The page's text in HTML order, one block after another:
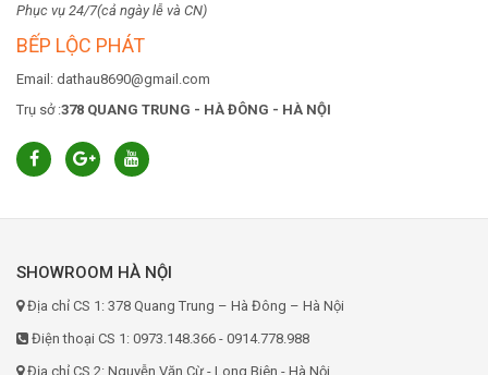
Phục vụ 24/7(cả ngày lễ và CN)
BẾP LỘC PHÁT
Email: dathau8690@gmail.com
Trụ sở :378 QUANG TRUNG - HÀ ĐÔNG - HÀ NỘI
SHOWROOM HÀ NỘI
Địa chỉ CS 1: 378 Quang Trung – Hà Đông – Hà Nội
Điện thoại CS 1: 0973.148.366 - 0914.778.988
Địa chỉ CS 2: Nguyễn Văn Cừ - Long Biên - Hà Nội